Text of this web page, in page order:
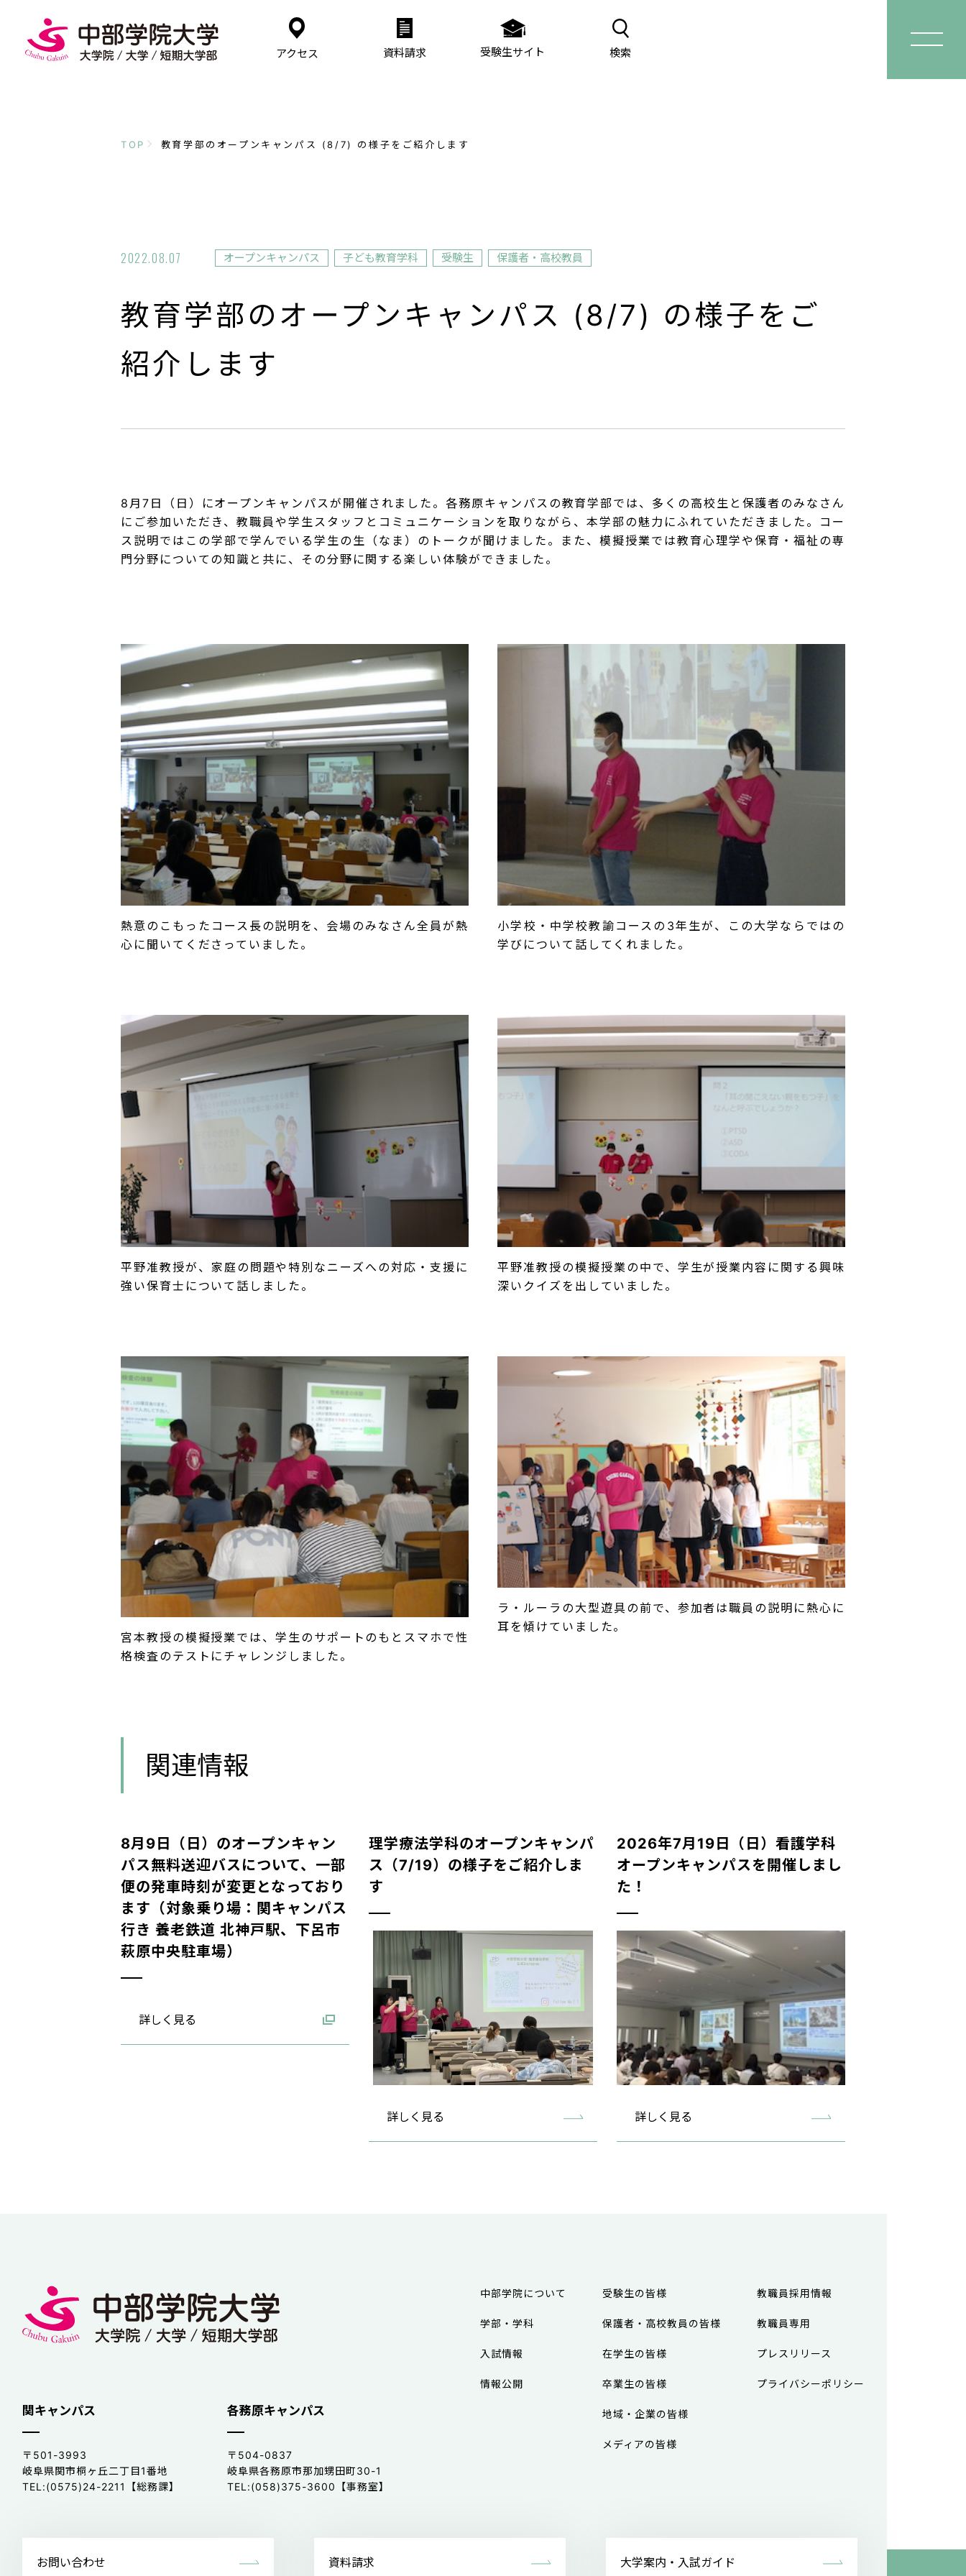
アクセス 資料請求 受験生サイト 検索
TOP 教育学部のオープンキャンパス (8/7) の様子をご紹介します
2022.08.07 オープンキャンパス 子ども教育学科 受験生 保護者・高校教員
教育学部のオープンキャンパス (8/7) の様子をご
紹介します
8月7日（日）にオープンキャンパスが開催されました。各務原キャンパスの教育学部では、多くの高校生と保護者のみなさん
にご参加いただき、教職員や学生スタッフとコミュニケーションを取りながら、本学部の魅力にふれていただきました。コー
ス説明ではこの学部で学んでいる学生の生（なま）のトークが聞けました。また、模擬授業では教育心理学や保育・福祉の専
門分野についての知識と共に、その分野に関する楽しい体験ができました。
熱意のこもったコース長の説明を、会場のみなさん全員が熱
心に聞いてくださっていました。
小学校・中学校教諭コースの3年生が、この大学ならではの
学びについて話してくれました。
平野准教授が、家庭の問題や特別なニーズへの対応・支援に
強い保育士について話しました。
平野准教授の模擬授業の中で、学生が授業内容に関する興味
深いクイズを出していました。
宮本教授の模擬授業では、学生のサポートのもとスマホで性
格検査のテストにチャレンジしました。
ラ・ルーラの大型遊具の前で、参加者は職員の説明に熱心に
耳を傾けていました。
関連情報
8月9日（日）のオープンキャン
パス無料送迎バスについて、一部
便の発車時刻が変更となっており
ます（対象乗り場：関キャンパス
行き 養老鉄道 北神戸駅、下呂市
萩原中央駐車場）
詳しく見る
理学療法学科のオープンキャンパ
ス（7/19）の様子をご紹介しま
す
詳しく見る
2026年7月19日（日）看護学科
オープンキャンパスを開催しまし
た！
詳しく見る
関キャンパス
〒501-3993
岐阜県関市桐ヶ丘二丁目1番地
TEL:(0575)24-2211【総務課】
各務原キャンパス
〒504-0837
岐阜県各務原市那加甥田町30-1
TEL:(058)375-3600【事務室】
中部学院について
学部・学科
入試情報
情報公開
受験生の皆様
保護者・高校教員の皆様
在学生の皆様
卒業生の皆様
地域・企業の皆様
メディアの皆様
教職員採用情報
教職員専用
プレスリリース
プライバシーポリシー
お問い合わせ 資料請求 大学案内・入試ガイド